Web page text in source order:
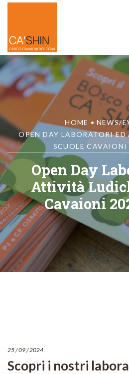
HOME • NEWS/
OPEN DAY LABORATORI
SCUOLE
Open Day
Attività
Cavaioni
25 / 09 / 2024
Scopri i nostri